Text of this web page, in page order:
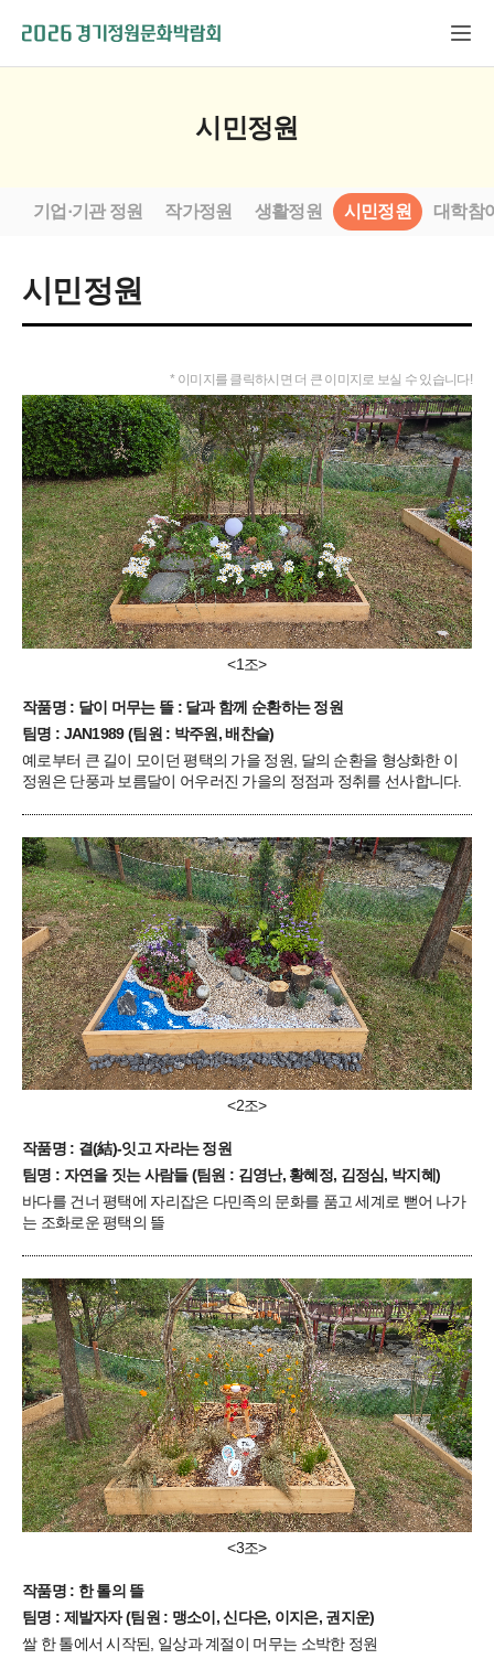
시민정원
기업·기관 정원 작가정원 생활정원 시민정원 대학참
시민정원
* 이미지를 클릭하시면 더 큰 이미지로 보실 수 있습니다!
<1조>
작품명 : 달이 머무는 뜰 : 달과 함께 순환하는 정원
팀명 : JAN1989 (팀원 : 박주원, 배찬슬)
예로부터 큰 길이 모이던 평택의 가을 정원, 달의 순환을 형상화한 이
정원은 단풍과 보름달이 어우러진 가을의 정점과 정취를 선사합니다.
<2조>
작품명 : 결(結)-잇고 자라는 정원
팀명 : 자연을 짓는 사람들 (팀원 : 김영난, 황혜정, 김정심, 박지혜)
바다를 건너 평택에 자리잡은 다민족의 문화를 품고 세계로 뻗어 나가
는 조화로운 평택의 뜰
<3조>
작품명 : 한 톨의 뜰
팀명 : 제발자자 (팀원 : 맹소이, 신다은, 이지은, 권지운)
쌀 한 톨에서 시작된, 일상과 계절이 머무는 소박한 정원